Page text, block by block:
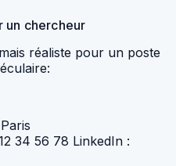
un chercheur
réaliste pour un poste
34 56 78 LinkedIn :